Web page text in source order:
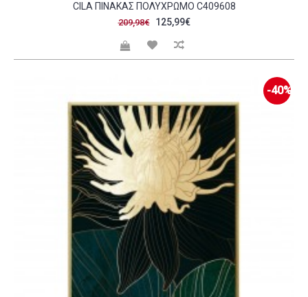
CILA ΠΙΝΑΚΑΣ ΠΟΛΥΧΡΩΜΟ C409608
209,98€ 125,99€
-40%